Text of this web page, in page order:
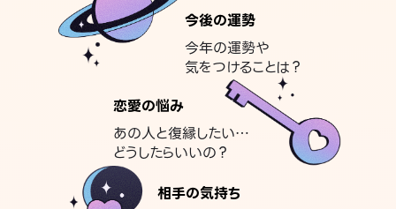
今後の運勢
今年の運勢や
気をつけることは？
恋愛の悩み
あの人と復縁したい…
どうしたらいいの？
相手の気持ち